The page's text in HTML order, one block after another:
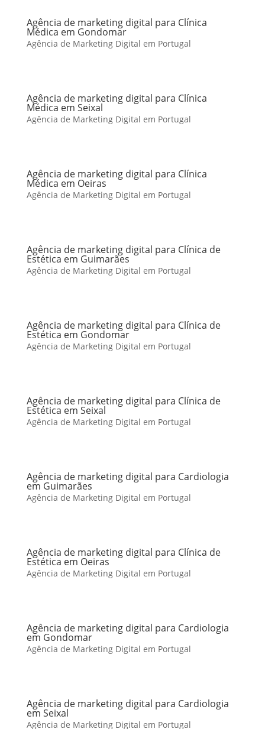
Agência de marketing digital para Clínica
Médica em Gondomar
Agência de Marketing Digital em Portugal
Agência de marketing digital para Clínica
Médica em Seixal
Agência de Marketing Digital em Portugal
Agência de marketing digital para Clínica
Médica em Oeiras
Agência de Marketing Digital em Portugal
Agência de marketing digital para Clínica de
Estética em Guimarães
Agência de Marketing Digital em Portugal
Agência de marketing digital para Clínica de
Estética em Gondomar
Agência de Marketing Digital em Portugal
Agência de marketing digital para Clínica de
Estética em Seixal
Agência de Marketing Digital em Portugal
Agência de marketing digital para Cardiologia
em Guimarães
Agência de Marketing Digital em Portugal
Agência de marketing digital para Clínica de
Estética em Oeiras
Agência de Marketing Digital em Portugal
Agência de marketing digital para Cardiologia
em Gondomar
Agência de Marketing Digital em Portugal
Agência de marketing digital para Cardiologia
em Seixal
Agência de Marketing Digital em Portugal